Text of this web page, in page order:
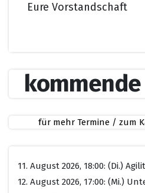
Eure Vorstandschaft
kommende
für mehr Termine / zum
11. August 2026, 18:00: (Di.)
12. August 2026, 17:00: (Mi.)